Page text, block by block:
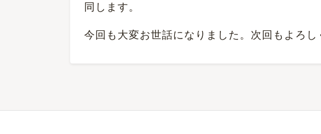
同します。
今回も大変お世話になりました。次回もよろし